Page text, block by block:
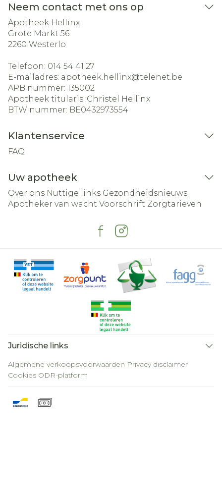
Neem contact met ons op
Apotheek Hellinx
Grote Markt 56
2260 Westerlo
Telefoon: 014 54 41 27
E-mailadres: apotheek.hellinx@telenet.be
APB nummer: 135002
Apotheek titularis: Christel Hellinx
BTW nummer: BE0432973554
Klantenservice
FAQ
Uw apotheek
Over ons Nuttige links Gezondheidsnieuws
Apotheker van wacht Voorschrift Zorgtarieven
Juridische links
Algemene verkoopsvoorwaarden Privacy disclaimer
Cookies ODR-platform